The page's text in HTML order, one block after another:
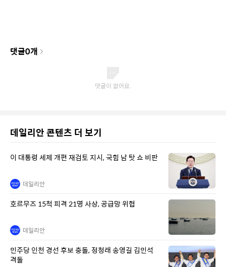
댓글0개
데일리안 콘텐츠 더 보기
이 대통령 세제 개편 재검토 지시, 국힘 남 탓 쇼 비판
데일리안
호르무즈 15척 피격 21명 사상, 공급망 위협
데일리안
민주당 인천 경선 후보 충돌, 정청래 송영길 김민석
격돌